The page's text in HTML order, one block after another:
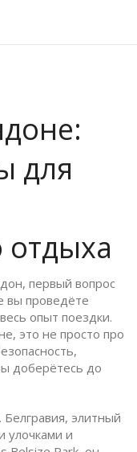
для
отдыха
первый вопрос
вы проведёте
опыт поездки.
, это не просто про
доберётесь до
Белгравия, элитный
улочками и